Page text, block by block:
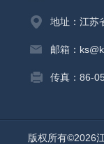
地址：江苏
邮箱：
传真：86-
版权所有©2026